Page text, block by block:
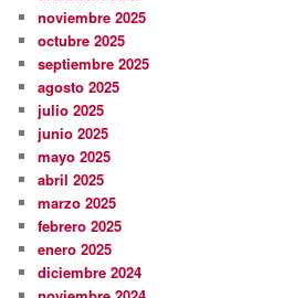
noviembre 2025
octubre 2025
septiembre 2025
agosto 2025
julio 2025
junio 2025
mayo 2025
abril 2025
marzo 2025
febrero 2025
enero 2025
diciembre 2024